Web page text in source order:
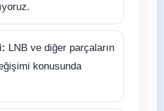
LNB ve diğer parçaların
konusunda